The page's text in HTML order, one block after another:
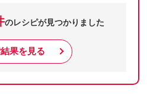
のレシピが見つかりました
果を見る